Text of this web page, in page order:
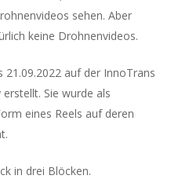
sehen. Aber
keine Drohnenvideos.
auf der InnoTrans
Sie wurde als
eines Reels auf deren
in drei Blöcken.